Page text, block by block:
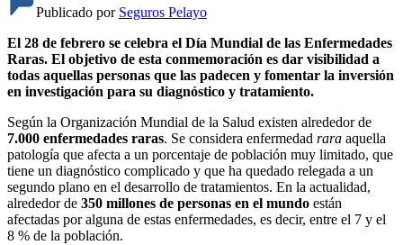
Publicado por Seguros Pelayo
El 28 de febrero se celebra el Día Mundial de las Enfermedades
Raras. El objetivo de esta conmemoración es dar visibilidad a
todas aquellas personas que las padecen y fomentar la inversión
en investigación para su diagnóstico y tratamiento.
Según la Organización Mundial de la Salud existen alrededor de
7.000 enfermedades raras. Se considera enfermedad rara aquella
patología que afecta a un porcentaje de población muy limitado, que
tiene un diagnóstico complicado y que ha quedado relegada a un
segundo plano en el desarrollo de tratamientos. En la actualidad,
alrededor de 350 millones de personas en el mundo están
afectadas por alguna de estas enfermedades, es decir, entre el 7 y el
8 % de la población.